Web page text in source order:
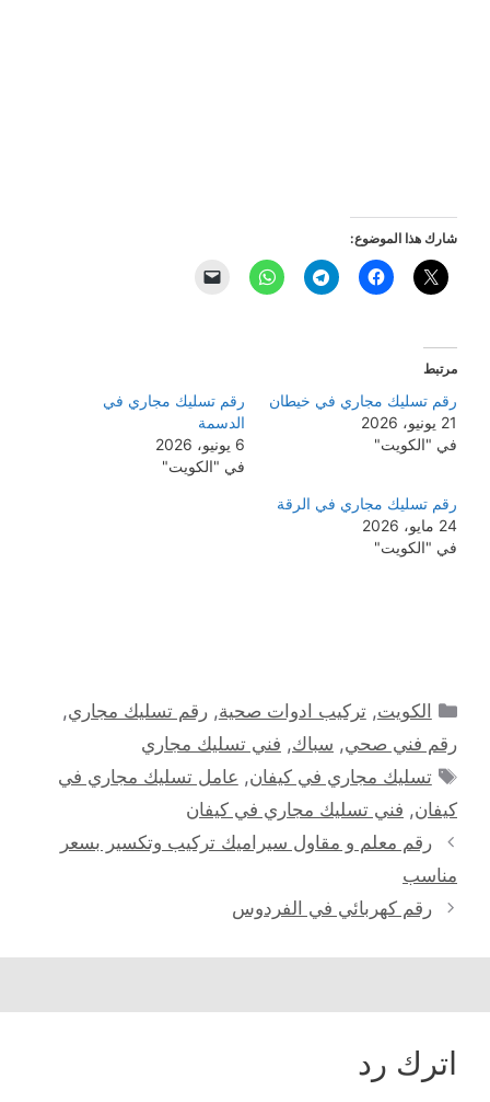
شارك هذا الموضوع:
مرتبط
رقم تسليك مجاري في خيطان
21 يونيو، 2026
في "الكويت"
رقم تسليك مجاري في
الدسمة
6 يونيو، 2026
في "الكويت"
رقم تسليك مجاري في الرقة
24 مايو، 2026
في "الكويت"
التصنيفات
الكويت,تركيب ادوات صحية,رقم تسليك مجاري,
رقم فني صحي, سباك, فني تسليك مجاري
الوسوم
تسليك مجاري في كيفان, عامل تسليك مجاري في
كيفان, فني تسليك مجاري في كيفان
رقم معلم و مقاول سيراميك تركيب وتكسير بسعر
مناسب
رقم كهربائي في الفردوس
اترك رد